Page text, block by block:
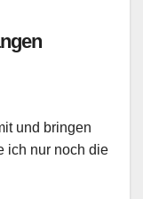
und bringen
ich nur noch die